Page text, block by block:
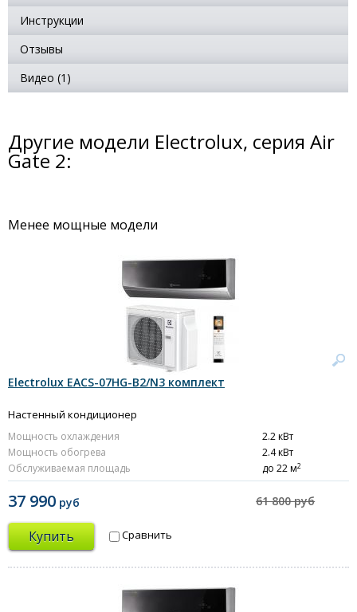
Инструкции
Отзывы
Видео (1)
Другие модели Electrolux, серия Air
Gate 2:
Менее мощные модели
Electrolux EACS-07HG-B2/N3 комплект
Настенный кондиционер
Мощность охлаждения
2.2 кВт
Мощность обогрева
2.4 кВт
Обслуживаемая площадь
до 22 м2
37 990 руб 61 800 руб
Купить Сравнить